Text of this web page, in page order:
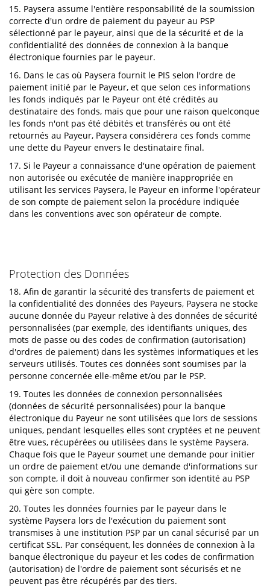
15. Paysera assume l'entière responsabilité de la soumission
correcte d'un ordre de paiement du payeur au PSP
sélectionné par le payeur, ainsi que de la sécurité et de la
confidentialité des données de connexion à la banque
électronique fournies par le payeur.
16. Dans le cas où Paysera fournit le PIS selon l'ordre de
paiement initié par le Payeur, et que selon ces informations
les fonds indiqués par le Payeur ont été crédités au
destinataire des fonds, mais que pour une raison quelconque
les fonds n'ont pas été débités et transférés ou ont été
retournés au Payeur, Paysera considérera ces fonds comme
une dette du Payeur envers le destinataire final.
17. Si le Payeur a connaissance d'une opération de paiement
non autorisée ou exécutée de manière inappropriée en
utilisant les services Paysera, le Payeur en informe l'opérateur
de son compte de paiement selon la procédure indiquée
dans les conventions avec son opérateur de compte.
Protection des Données
18. Afin de garantir la sécurité des transferts de paiement et
la confidentialité des données des Payeurs, Paysera ne stocke
aucune donnée du Payeur relative à des données de sécurité
personnalisées (par exemple, des identifiants uniques, des
mots de passe ou des codes de confirmation (autorisation)
d'ordres de paiement) dans les systèmes informatiques et les
serveurs utilisés. Toutes ces données sont soumises par la
personne concernée elle-même et/ou par le PSP.
19. Toutes les données de connexion personnalisées
(données de sécurité personnalisées) pour la banque
électronique du Payeur ne sont utilisées que lors de sessions
uniques, pendant lesquelles elles sont cryptées et ne peuvent
être vues, récupérées ou utilisées dans le système Paysera.
Chaque fois que le Payeur soumet une demande pour initier
un ordre de paiement et/ou une demande d'informations sur
son compte, il doit à nouveau confirmer son identité au PSP
qui gère son compte.
20. Toutes les données fournies par le payeur dans le
système Paysera lors de l'exécution du paiement sont
transmises à une institution PSP par un canal sécurisé par un
certificat SSL. Par conséquent, les données de connexion à la
banque électronique du payeur et les codes de confirmation
(autorisation) de l'ordre de paiement sont sécurisés et ne
peuvent pas être récupérés par des tiers.